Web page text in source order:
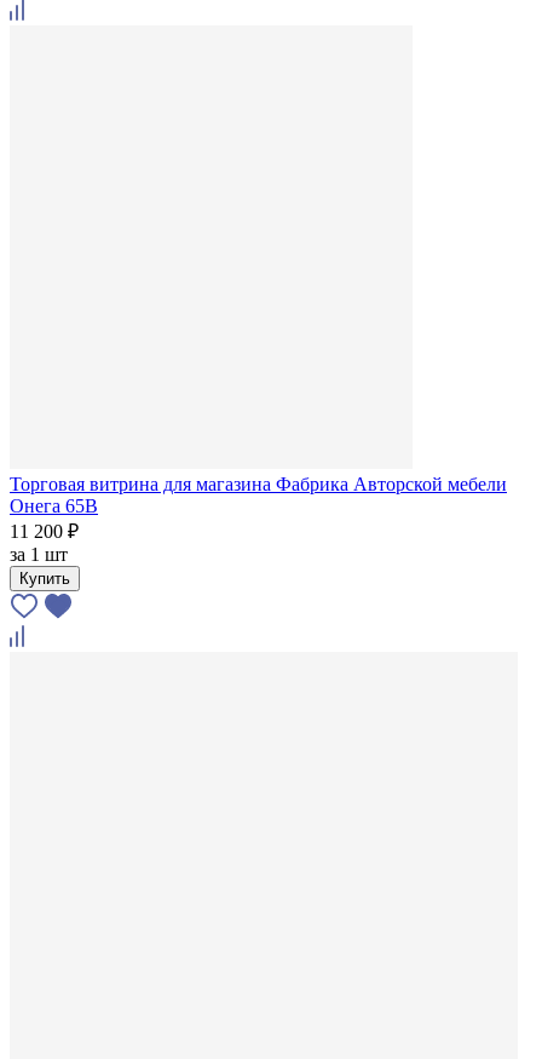
Торговая витрина для магазина Фабрика Авторской мебели
Онега 65В
11 200 ₽
за 1 шт
Купить